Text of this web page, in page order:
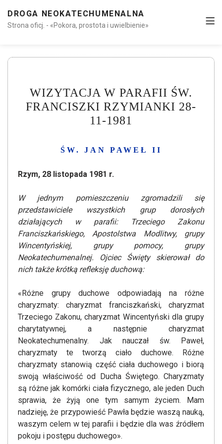
DROGA NEOKATECHUMENALNA
Strona oficj. - «Pokora, prostota i uwielbienie»
WIZYTACJA W PARAFII ŚW.
FRANCISZKI RZYMIANKI 28-
11-1981
ŚW. JAN PAWEŁ II
Rzym, 28 listopada 1981 r.
W jednym pomieszczeniu zgromadzili się
przedstawiciele wszystkich grup dorosłych
działających w parafii: Trzeciego Zakonu
Franciszkańskiego, Apostolstwa Modlitwy, grupy
Wincentyńskiej, grupy pomocy, grupy
Neokatechumenalnej. Ojciec Święty skierował do
nich także krótką refleksję duchową:
«Różne grupy duchowe odpowiadają na różne
charyzmaty: charyzmat franciszkański, charyzmat
Trzeciego Zakonu, charyzmat Wincentyński dla grupy
charytatywnej, a następnie charyzmat
Neokatechumenalny. Jak nauczał św. Paweł,
charyzmaty te tworzą ciało duchowe. Różne
charyzmaty stanowią część ciała duchowego i biorą
swoją właściwość od Ducha Świętego. Charyzmaty
są różne jak komórki ciała fizycznego, ale jeden Duch
sprawia, że żyją one tym samym życiem. Mam
nadzieję, że przypowieść Pawła będzie waszą nauką,
waszym celem w tej parafii i będzie dla was źródłem
pokoju i postępu duchowego».